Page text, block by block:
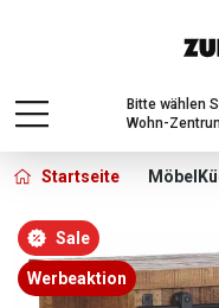
Choose a different
content for your
Wohn-
Bitte wählen
Startseite Möbel
Bildergalerie überspringen
Sale
Werbeaktion